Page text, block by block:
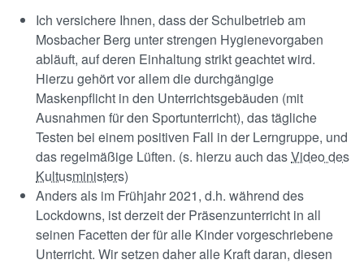
Ich versichere Ihnen, dass der Schulbetrieb am
Mosbacher Berg unter strengen Hygienevorgaben
abläuft, auf deren Einhaltung strikt geachtet wird.
Hierzu gehört vor allem die durchgängige
Maskenpflicht in den Unterrichtsgebäuden (mit
Ausnahmen für den Sportunterricht), das tägliche
Testen bei einem positiven Fall in der Lerngruppe, und
das regelmäßige Lüften. (s. hierzu auch dasVideo des
Kultusministers)
Anders als im Frühjahr 2021, d.h. während des
Lockdowns, ist derzeit der Präsenzunterricht in all
seinen Facetten der für alle Kinder vorgeschriebene
Unterricht. Wir setzen daher alle Kraft daran, diesen